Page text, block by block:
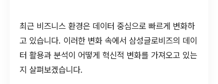
최근 비즈니스 환경은 데이터 중심으로 빠르게 변화하
고 있습니다. 이러한 변화 속에서 삼성글로비즈의 데이
터 활용과 분석이 어떻게 혁신적 변화를 가져오고 있는
지 살펴보겠습니다.